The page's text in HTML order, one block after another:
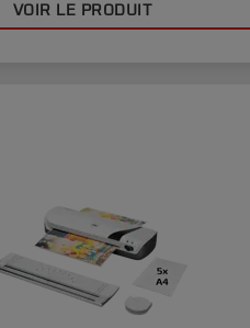
VOIR LE PRODUIT